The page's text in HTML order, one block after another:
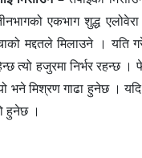
एकभाग शुद्ध
मद्दतले मिलाउने । यति
त्यो हजुरमा निर्भर रहन्छ
भने मिश्रण गाढा हुनेछ ।
हुनेछ ।